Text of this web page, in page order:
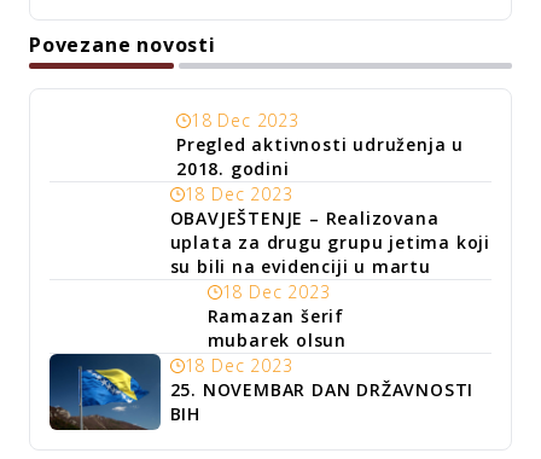
Povezane novosti
18 Dec 2023
Pregled aktivnosti udruženja u
2018. godini
18 Dec 2023
OBAVJEŠTENJE – Realizovana
uplata za drugu grupu jetima koji
su bili na evidenciji u martu
18 Dec 2023
Ramazan šerif
mubarek olsun
18 Dec 2023
25. NOVEMBAR DAN DRŽAVNOSTI
BIH